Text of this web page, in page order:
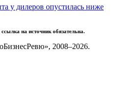
у дилеров опустилась ниже
на источник обязательна.
2008–2026.